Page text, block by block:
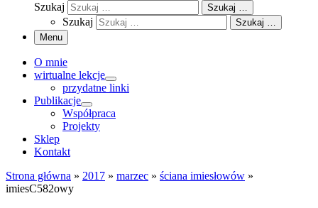
Szukaj
Szukaj …
Szukaj
Szukaj …
Menu
O mnie
wirtualne lekcje
przydatne linki
Publikacje
Współpraca
Projekty
Sklep
Kontakt
Strona główna » 2017 » marzec » ściana imiesłowów »
imiesC582owy